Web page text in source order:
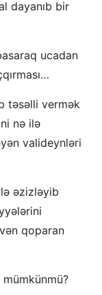
dayanıb bir
ucadan
təsəlli vermək
nə ilə
valideynləri
əzizləyib
qoparan
mümkünmü?